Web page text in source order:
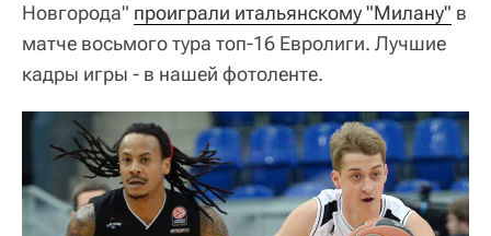
Новгорода" проиграли итальянскому "Милану" в
матче восьмого тура топ-16 Евролиги. Лучшие
кадры игры - в нашей фотоленте.